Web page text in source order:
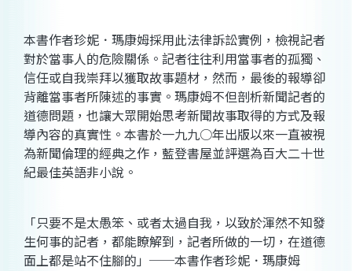
本書作者珍妮．瑪康姆採用此法律訴訟實例，檢視記者
對於當事人的危險關係。記者往往利用當事者的孤獨、
信任或自我崇拜以獲取故事題材，然而，最後的報導卻
背離當事者所陳述的事實。瑪康姆不但剖析新聞記者的
道德問題，也讓大眾開始思考新聞故事取得的方式及報
導內容的真實性。本書於一九九○年出版以來一直被視
為新聞倫理的經典之作，藍登書屋並評選為百大二十世
紀最佳英語非小說。
「只要不是太愚笨、或者太過自我，以致於渾然不知發
生何事的記者，都能瞭解到，記者所做的一切，在道德
面上都是站不住腳的」──本書作者珍妮．瑪康姆